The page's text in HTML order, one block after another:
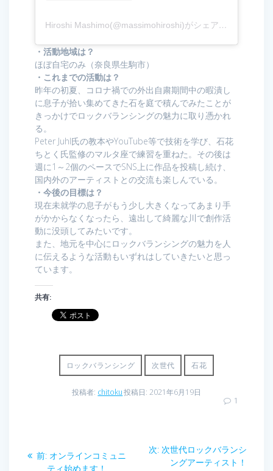
Hiroshi Mashimo(@massimohiroshi)がシェアした投稿
・活動地域は？
ほぼ自宅のみ（奈良県生駒市）
・これまでの活動は？
昨年の初夏、コロナ禍での外出自粛期間中の暇潰し
に息子が拾い集めてきた石を庭で積んでみたことが
きっかけでロックバランシングの魅力に取り憑かれ
る。
Peter Juhl氏の教本やYouTube等で技術を学び、石花
ちとく氏監修のマルタ座で練習を重ねた。その後は
週に1～2個のペースでSNS上に作品を投稿し続け、
国内外のアーティストとの交流も楽しんでいる。
・今後の目標は？
現在未就学の息子がもう少し大きくなってあまり手
がかからなくなったら、遠出して綺麗な川で創作活
動に没頭してみたいです。
また、地元を中心にロックバランシングの魅力を人
に伝えるような活動もいずれはしていきたいと思っ
ています。
共有:
ロックバランシング 次世代 石花
投稿者: chitoku投稿日: 2021年6月19日
1
前: 前
の
オンラインコミュニ
ティ始めます！
次: 次
次世代ロックバランシ
ングアーティスト！